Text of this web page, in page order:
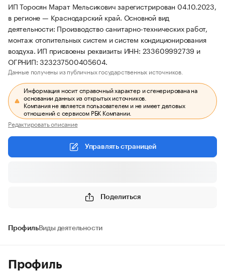
ИП Торосян Марат Мельсикович зарегистрирован 04.10.2023,
в регионе — Краснодарский край. Основной вид
деятельности: Производство санитарно-технических работ,
монтаж отопительных систем и систем кондиционирования
воздуха. ИП присвоены реквизиты ИНН: 233609992739 и
ОГРНИП: 323237500405604.
Данные получены из публичных государственных источников.
Информация носит справочный характер и сгенерирована на
основании данных из открытых источников.
Компания не является пользователем и не имеет деловых
отношений с сервисом РБК Компании.
Редактировать описание
Управлять страницей
Поделиться
ПрофильВиды деятельности
Профиль